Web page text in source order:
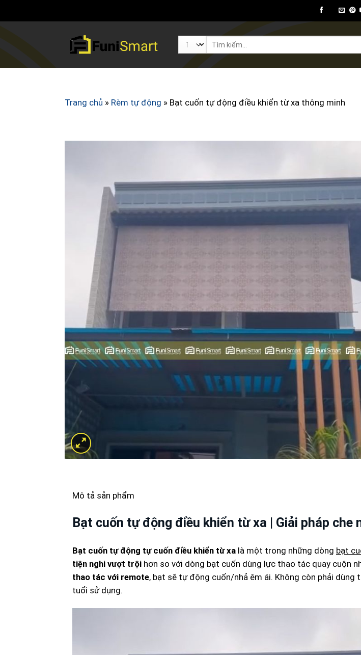
đến
Tìm
Trang chủ » Rèm tự động » Bạt cuốn tự động điều khiển từ xa thông minh
Mô tả sản phẩm
Bạt cuốn tự động điều khiển từ xa | Giải pháp
Bạt cuốn tự động tự cuốn điều khiển từ xa là một trong những dòng bạt
tiện nghi vượt trội hơn so với dòng bạt cuốn dùng lực thao tác quay cuộn
thao tác với remote, bạt sẽ tự động cuốn/nhả êm ái. Không còn phải dùng
tuổi sử dụng.